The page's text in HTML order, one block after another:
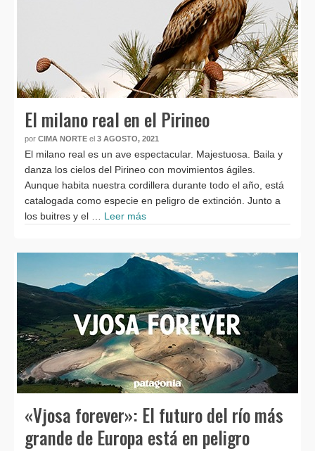
El milano real en el Pirineo
por CIMA NORTE el 3 AGOSTO, 2021
El milano real es un ave espectacular. Majestuosa. Baila y
danza los cielos del Pirineo con movimientos ágiles.
Aunque habita nuestra cordillera durante todo el año, está
catalogada como especie en peligro de extinción. Junto a
los buitres y el … Leer más
«Vjosa forever»: El futuro del río más
grande de Europa está en peligro